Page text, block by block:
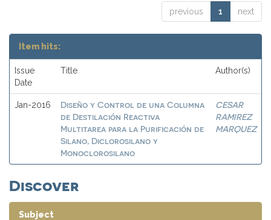
previous 1 next
Item hits:
Issue
Date
Title Author(s)
Jan-2016
Diseño y Control de una Columna
de Destilación Reactiva
Multitarea para la Purificación de
Silano, Diclorosilano y
Monoclorosilano
CESAR
RAMIREZ
MARQUEZ
Discover
Subject